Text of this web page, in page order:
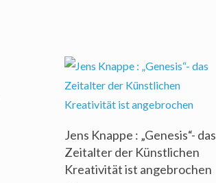
Jens Knappe : „Genesis“- das
Zeitalter der Künstlichen
Kreativität ist angebrochen